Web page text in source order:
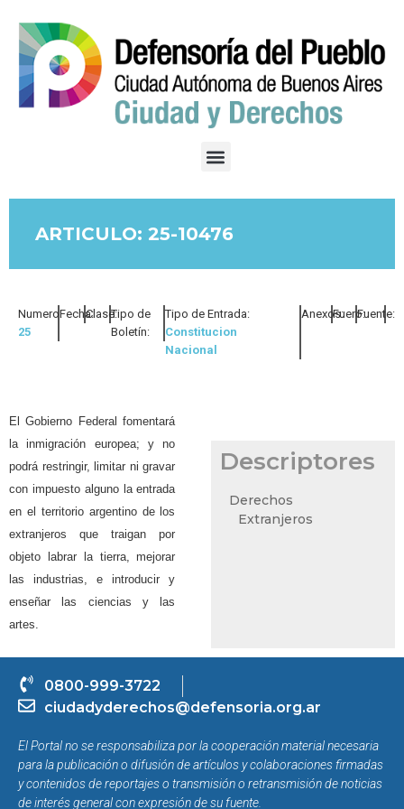
ARTICULO: 25-10476
Numero:
25
Fecha:Clase:Tipo de
Boletín:
Tipo de Entrada:
Constitucion
Nacional
Anexos:Fuero:Fuente:
El Gobierno Federal fomentará
la inmigración europea; y no
podrá restringir, limitar ni gravar
con impuesto alguno la entrada
en el territorio argentino de los
extranjeros que traigan por
objeto labrar la tierra, mejorar
las industrias, e introducir y
enseñar las ciencias y las
artes.
Descriptores
Derechos
Extranjeros
0800-999-3722
ciudadyderechos@defensoria.org.ar
El Portal no se responsabiliza por la cooperación material necesaria
para la publicación o difusión de artículos y colaboraciones firmadas
y contenidos de reportajes o transmisión o retransmisión de noticias
de interés general con expresión de su fuente.